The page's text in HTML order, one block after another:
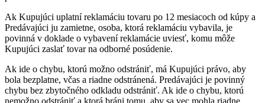
Ak Kupujúci uplatní reklamáciu tovaru po 12 mesiacoch od kúpy a
Predávajúci ju zamietne, osoba, ktorá reklamáciu vybavila, je
povinná v doklade o vybavení reklamácie uviesť, komu môže
Kupujúci zaslať tovar na odborné posúdenie.
Ak ide o chybu, ktorú možno odstrániť, má Kupujúci právo, aby
bola bezplatne, včas a riadne odstránená. Predávajúci je povinný
chybu bez zbytočného odkladu odstrániť. Ak ide o chybu, ktorú